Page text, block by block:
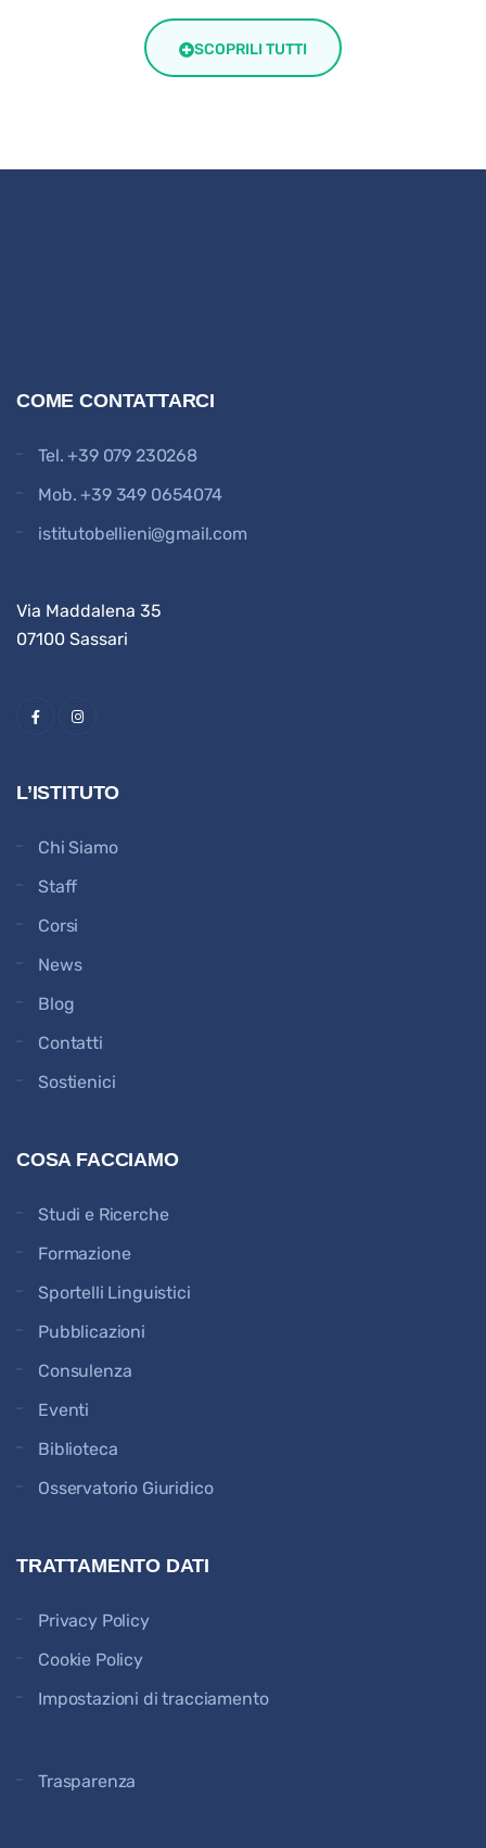
SCOPRILI TUTTI
COME CONTATTARCI
Tel.+39 079 230268
Mob.+39 349 0654074
istitutobellieni@gmail.com
Via Maddalena 35
07100 Sassari
L’ISTITUTO
Chi Siamo
Staff
Corsi
News
Blog
Contatti
Sostienici
COSA FACCIAMO
Studi e Ricerche
Formazione
Sportelli Linguistici
Pubblicazioni
Consulenza
Eventi
Biblioteca
Osservatorio Giuridico
TRATTAMENTO DATI
Privacy Policy
Cookie Policy
Impostazioni di tracciamento
Trasparenza